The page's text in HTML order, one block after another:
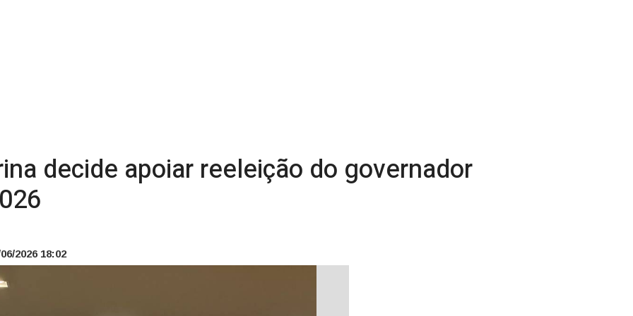
decide apoiar reeleição do governador
2026 18:02